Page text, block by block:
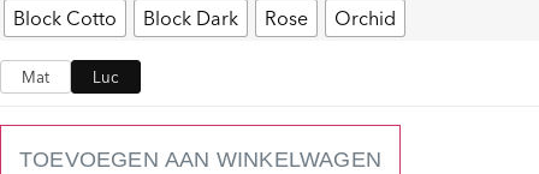
Block Cotto
Block Dark Rose Orchid
Mat Luc
TOEVOEGEN AAN WINKELWAGEN